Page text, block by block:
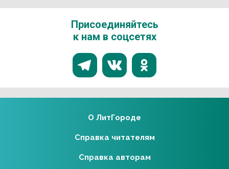
Присоединяйтесь
к нам в соцсетях
О ЛитГороде
Справка читателям
Справка авторам